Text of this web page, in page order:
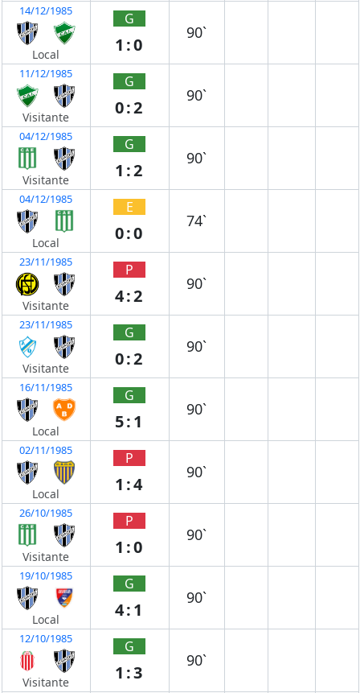
14/12/1985
Local
G
1:0
90`
11/12/1985
Visitante
G
0:2
90`
04/12/1985
Visitante
G
1:2
90`
04/12/1985
Local
E
0:0
74`
23/11/1985
Visitante
P
4:2
90`
23/11/1985
Visitante
G
0:2
90`
16/11/1985
Local
G
5:1
90`
02/11/1985
Local
P
1:4
90`
26/10/1985
Visitante
P
1:0
90`
19/10/1985
Local
G
4:1
90`
12/10/1985
Visitante
G
1:3
90`